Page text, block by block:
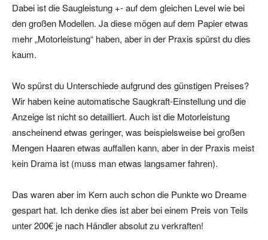
Dabei ist die Saugleistung +- auf dem gleichen Level wie bei
den großen Modellen. Ja diese mögen auf dem Papier etwas
mehr „Motorleistung“ haben, aber in der Praxis spürst du dies
kaum.
Wo spürst du Unterschiede aufgrund des günstigen Preises?
Wir haben keine automatische Saugkraft-Einstellung und die
Anzeige ist nicht so detailliert. Auch ist die Motorleistung
anscheinend etwas geringer, was beispielsweise bei großen
Mengen Haaren etwas auffallen kann, aber in der Praxis meist
kein Drama ist (muss man etwas langsamer fahren).
Das waren aber im Kern auch schon die Punkte wo Dreame
gespart hat. Ich denke dies ist aber bei einem Preis von Teils
unter 200€ je nach Händler absolut zu verkraften!